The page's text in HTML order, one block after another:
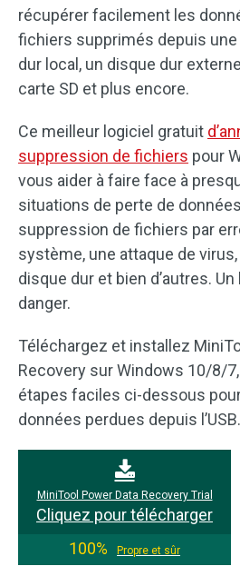
récupérer facilement les
fichiers supprimés depuis une
dur local, un disque dur
carte SD et plus encore.
Ce meilleur logiciel gratuit
suppression de fichiers pour
vous aider à faire face à
situations de perte de
suppression de fichiers par
système, une attaque de
disque dur et bien d’autres.
danger.
Téléchargez et installez
Recovery sur Windows 10/8/
étapes faciles ci-dessous
données perdues depuis l’USB.
MiniTool Power Data Recovery Trial
Cliquez pour télécharger
100%
Propre et sûr